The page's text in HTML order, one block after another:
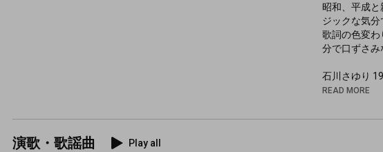
昭和、平成
ジックな気分
歌詞の色変
分で口ずさみ
石川さゆり
カラオケ定番
◆レコード会
READ MORE
演歌・歌謡曲 Play all